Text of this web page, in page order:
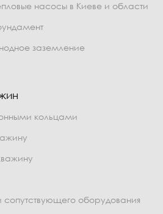
насосы в Киеве и области
заземление
кольцами
сопутствующего оборудования